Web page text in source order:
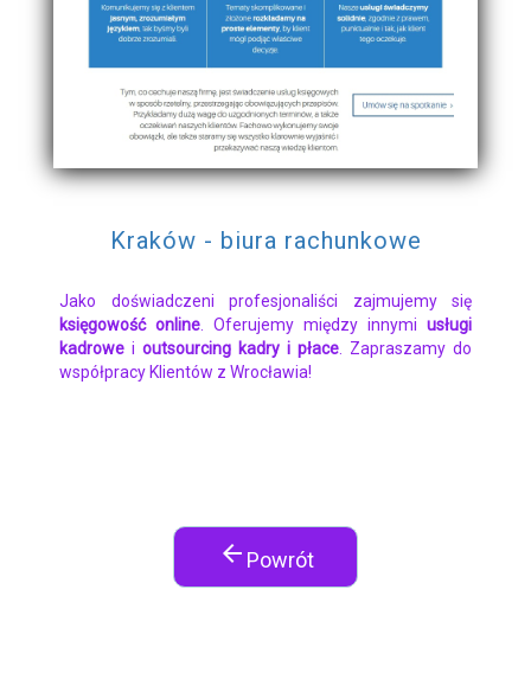
Kraków - biura rachunkowe
Jako doświadczeni profesjonaliści zajmujemy się
księgowość online . Oferujemy między innymi usługi
kadrowe i outsourcing kadry i płace . Zapraszamy do
współpracy Klientów z Wrocławia!
arrow_back Powrót